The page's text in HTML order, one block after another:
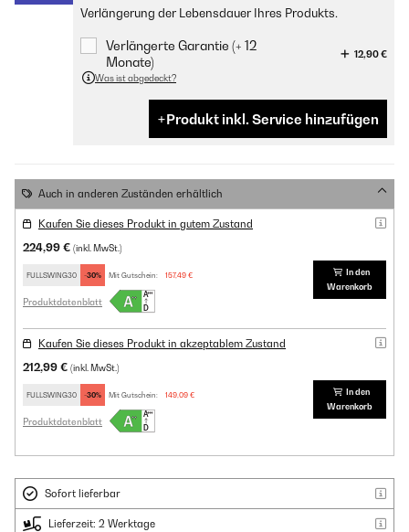
Verlängerung der Lebensdauer Ihres Produkts.
Verlängerte Garantie (+ 12
Monate)
12,90 €
Was ist abgedeckt?
Produkt inkl. Service hinzufügen
Auch in anderen Zuständen erhältlich
Kaufen Sie dieses Produkt in gutem Zustand
224,99 € (inkl. MwSt.)
FULLSWING30 -30% Mit Gutschein: 157,49 €
Produktdatenblatt
In den
Warenkorb
Kaufen Sie dieses Produkt in akzeptablem Zustand
212,99 € (inkl. MwSt.)
FULLSWING30 -30% Mit Gutschein: 149,09 €
Produktdatenblatt
In den
Warenkorb
Sofort lieferbar
Lieferzeit: 2 Werktage